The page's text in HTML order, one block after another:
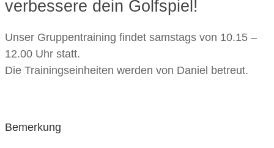
verbessere dein Golfspiel!
Unser Gruppentraining findet samstags von 10.15 –
12.00 Uhr statt.
Die Trainingseinheiten werden von Daniel betreut.
Bemerkung